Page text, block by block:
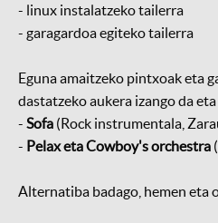
- linux instalatzeko tailerra
- garagardoa egiteko tailerra
Eguna amaitzeko pintxoak eta
dastatzeko aukera izango da
- Sofa (Rock instrumentala,
- Pelax eta Cowboy's orchestra
Alternatiba badago, hemen eta